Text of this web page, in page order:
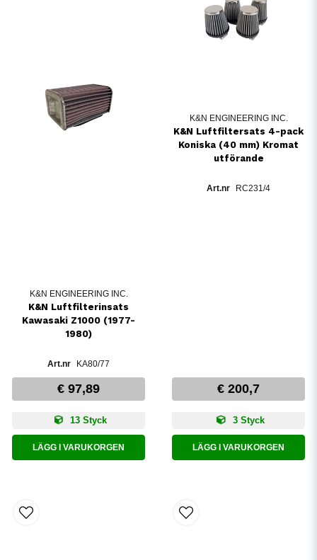
K&N ENGINEERING INC.
K&N Luftfilterinsats
Kawasaki Z1000 (1977-
1980)
KA80/77
€ 97,89
13 Styck
LÄGG I VARUKORGEN
K&N ENGINEERING INC.
K&N Luftfiltersats 4-pack
Koniska (40 mm) Kromat
utförande
RC231/4
€ 200,7
3 Styck
LÄGG I VARUKORGEN